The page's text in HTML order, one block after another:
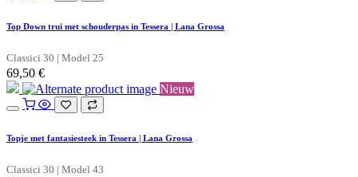
Top Down trui met schouderpas in Tessera | Lana Grossa
Classici 30 | Model 25
69,50 €
Nieuw
Topje met fantasiesteek in Tessera | Lana Grossa
Classici 30 | Model 43